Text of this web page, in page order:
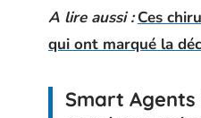
A lire aussi : Ces
qui ont marqué la
Smart